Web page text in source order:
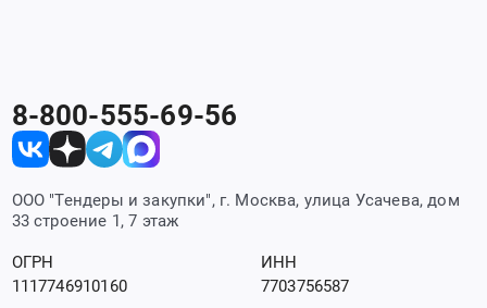
8-800-555-69-56
ООО "Тендеры и закупки", г. Москва, улица Усачева, дом
33 строение 1, 7 этаж
ОГРН
1117746910160
ИНН
7703756587